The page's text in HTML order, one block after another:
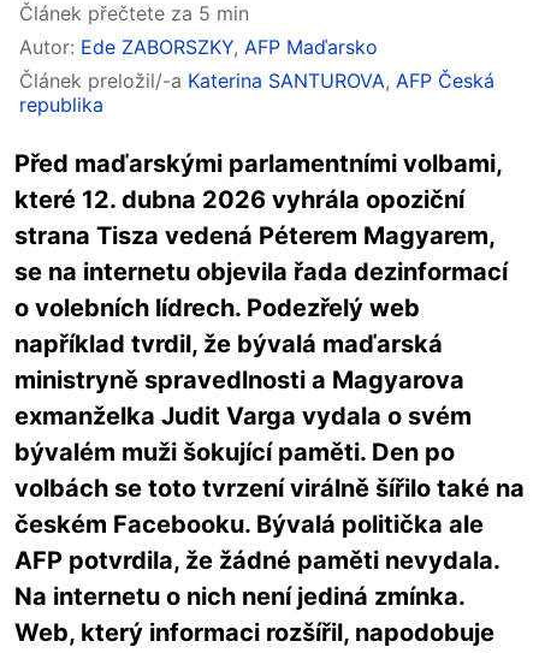
Článek přečtete za 5 min
Autor: Ede ZABORSZKY, AFP Maďarsko
Článek preložil/-a Katerina SANTUROVA, AFP Česká
republika
Před maďarskými parlamentními volbami,
které 12. dubna 2026 vyhrála opoziční
strana Tisza vedená Péterem Magyarem,
se na internetu objevila řada dezinformací
o volebních lídrech. Podezřelý web
například tvrdil, že bývalá maďarská
ministryně spravedlnosti a Magyarova
exmanželka Judit Varga vydala o svém
bývalém muži šokující paměti. Den po
volbách se toto tvrzení virálně šířilo také na
českém Facebooku. Bývalá politička ale
AFP potvrdila, že žádné paměti nevydala.
Na internetu o nich není jediná zmínka.
Web, který informaci rozšířil, napodobuje